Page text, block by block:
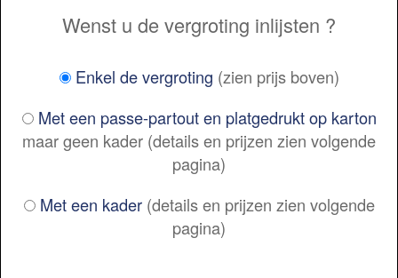
Wenst u de vergroting inlijsten ?
Enkel de vergroting (zien prijs boven)
Met een passe-partout en platgedrukt op karton
maar geen kader (details en prijzen zien volgende
pagina)
Met een kader(details en prijzen zien volgende
pagina)